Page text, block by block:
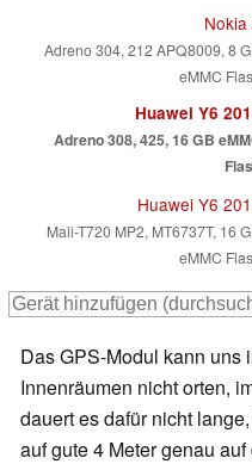
Nokia
Adreno 304, 212 APQ8009, 8
eMMC
Huawei Y6
Adreno 308, 425, 16 GB
Huawei Y6
Mali-T720 MP2, MT6737T, 16
eMMC
Das GPS-Modul kann uns
Innenräumen nicht orten,
dauert es dafür nicht
auf gute 4 Meter genau